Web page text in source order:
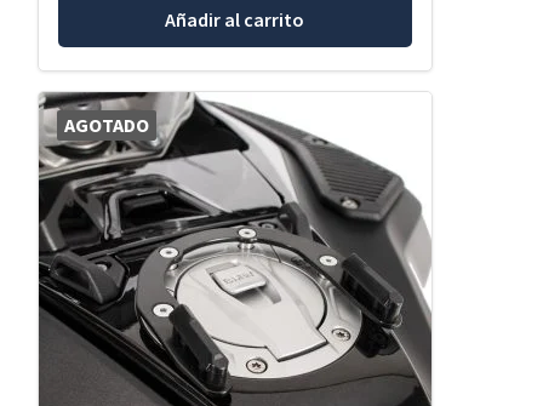
Añadir al carrito
AGOTADO